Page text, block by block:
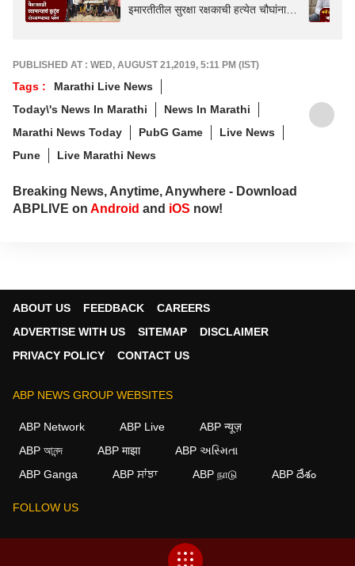
इमारतीतील सुरक्षा रक्षकाची हत्येत चौघांना
PUBLISHED AT : WED, AUGUST 21,2019, 5:11 PM (IST)
Tags :
Marathi Live News
Today\'s News In Marathi
News In Marathi
Marathi News Today
PubG Game
Live News
Pune
Live Marathi News
Breaking News, Anytime, Anywhere - Download
ABPLIVE on Android and iOS now!
ABOUT US FEEDBACK
CAREERS
ADVERTISE WITH US
SITEMAP
DISCLAIMER
PRIVACY POLICY
CONTACT US
ABP NEWS GROUP WEBSITES
ABP Network ABP Live
ABP न्यूज़
ABP আনন্দ
ABP माझा
ABP અસ્મિતા
ABP Ganga
ABP ਸਾਂਝਾ ABP நாடு ABP దేశం
FOLLOW US
We use cookies to improve your experience, analyze
agree to our use of cookies.